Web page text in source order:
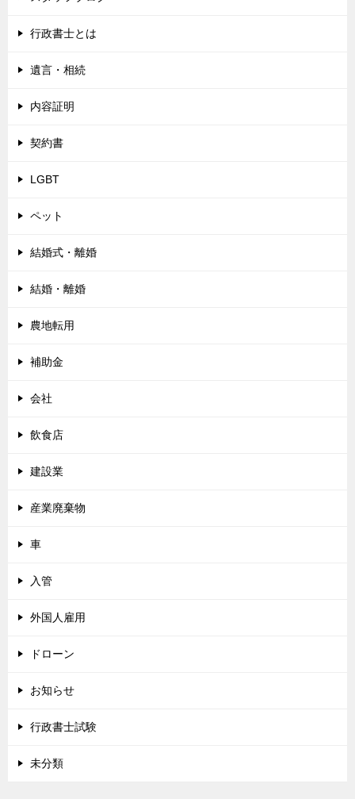
行政書士とは
遺言・相続
内容証明
契約書
LGBT
ペット
結婚式・離婚
結婚・離婚
農地転用
補助金
会社
飲食店
建設業
産業廃棄物
車
入管
外国人雇用
ドローン
お知らせ
行政書士試験
未分類